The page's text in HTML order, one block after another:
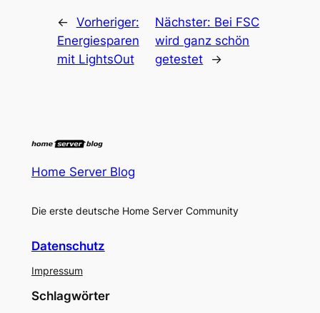
← Vorheriger:
Energiesparen
mit LightsOut
Nächster: Bei FSC
wird ganz schön
getestet
→
Home Server Blog
Die erste deutsche Home Server Community
Datenschutz
Impressum
Schlagwörter